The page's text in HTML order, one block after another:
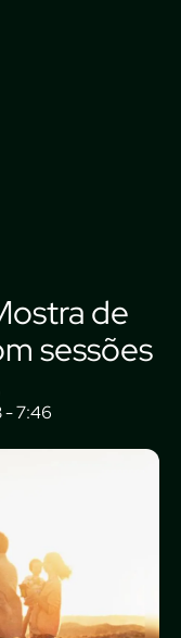
de
sessões
- 7:46